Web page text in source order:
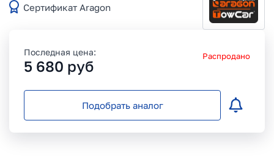
Сертификат Aragon
Последная цена:
5 680 руб
Распродано
Подобрать аналог